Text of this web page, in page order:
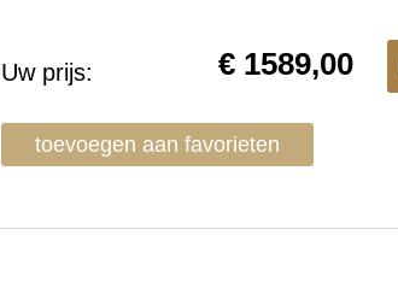
Uw prijs: € 1589,00
toevoegen aan favorieten